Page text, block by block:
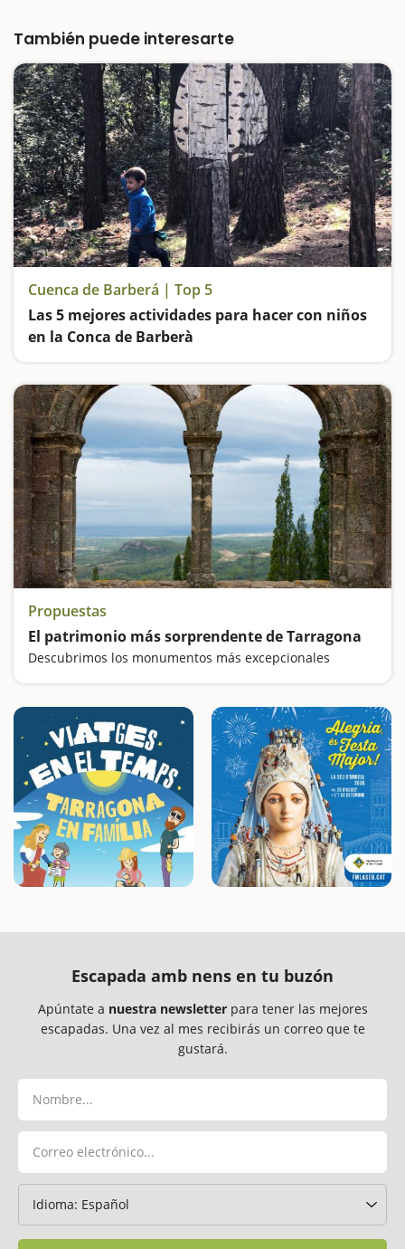
seguro…
También puede interesarte
Cuenca de Barberá | Top 5
Las 5 mejores actividades para hacer con niños
en la Conca de Barberà
Propuestas
El patrimonio más sorprendente de Tarragona
Descubrimos los monumentos más excepcionales
Escapada amb nens en tu buzón
Apúntate a nuestra newsletterpara tener las mejores
escapadas. Una vez al mes recibirás un correo que te
gustará.